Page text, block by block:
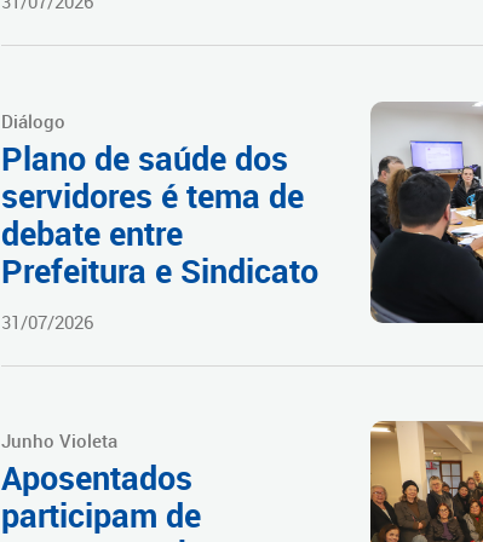
Diálogo
Plano de saúde dos
servidores é tema de
debate entre
Prefeitura e Sindicato
31/07/2026
Junho Violeta
Aposentados
participam de